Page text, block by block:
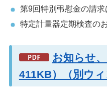
第9回特別弔慰金の請
特定計量器定期検査の
お知らせ
411KB）（別ウ